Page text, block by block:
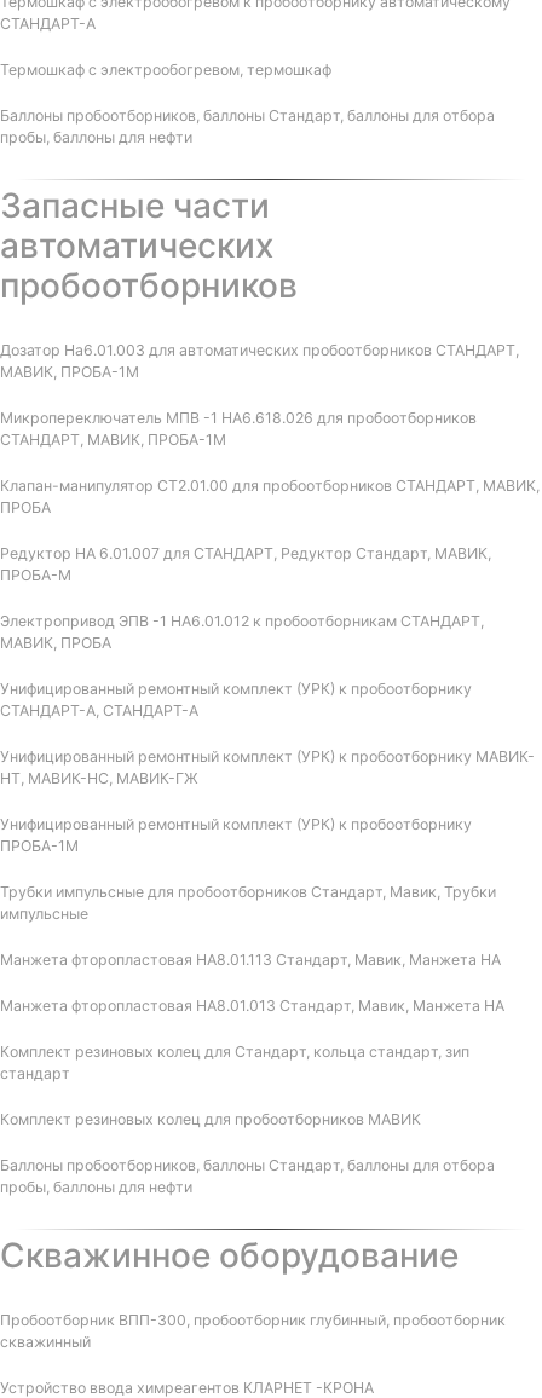
СТАНДАРТ-А
Термошкаф с электрообогревом, термошкаф
Баллоны пробоотборников, баллоны Стандарт, баллоны для отбора
пробы, баллоны для нефти
Запасные части
автоматических
пробоотборников
Дозатор На6.01.003 для автоматических пробоотборников СТАНДАРТ,
МАВИК, ПРОБА-1М
Микропереключатель МПВ -1 НА6.618.026 для пробоотборников
СТАНДАРТ, МАВИК, ПРОБА-1М
Клапан-манипулятор СТ2.01.00 для пробоотборников СТАНДАРТ, МАВИК,
ПРОБА
Редуктор НА 6.01.007 для СТАНДАРТ, Редуктор Стандарт, МАВИК,
ПРОБА-М
Электропривод ЭПВ -1 НА6.01.012 к пробоотборникам СТАНДАРТ,
МАВИК, ПРОБА
Унифицированный ремонтный комплект (УРК) к пробоотборнику
СТАНДАРТ-А, СТАНДАРТ-А
Унифицированный ремонтный комплект (УРК) к пробоотборнику МАВИК-
НТ, МАВИК-НС, МАВИК-ГЖ
Унифицированный ремонтный комплект (УРК) к пробоотборнику
ПРОБА-1М
Трубки импульсные для пробоотборников Стандарт, Мавик, Трубки
импульсные
Манжета фторопластовая НА8.01.113 Стандарт, Мавик, Манжета НА
Манжета фторопластовая НА8.01.013 Стандарт, Мавик, Манжета НА
Комплект резиновых колец для Стандарт, кольца стандарт, зип
стандарт
Комплект резиновых колец для пробоотборников МАВИК
Баллоны пробоотборников, баллоны Стандарт, баллоны для отбора
пробы, баллоны для нефти
Скважинное оборудование
Пробоотборник ВПП-300, пробоотборник глубинный, пробоотборник
скважинный
Устройство ввода химреагентов КЛАРНЕТ -КРОНА